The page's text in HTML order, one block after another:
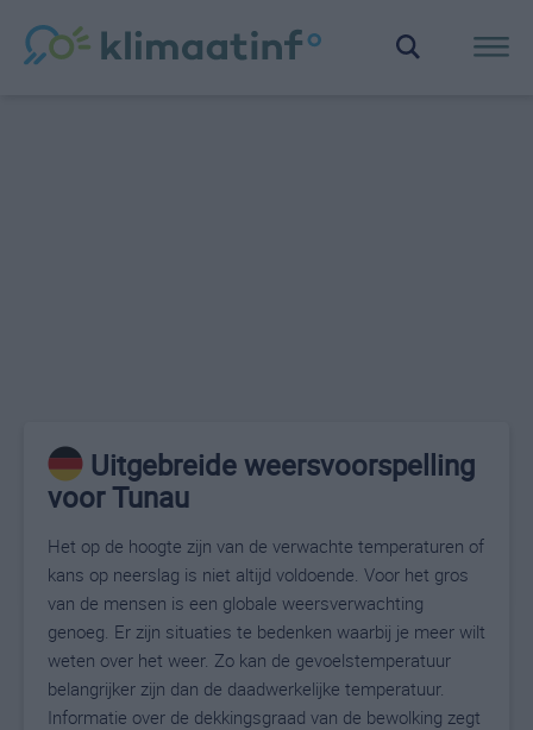
Uitgebreide weersvoorspelling
voor Tunau
Het op de hoogte zijn van de verwachte temperaturen of
kans op neerslag is niet altijd voldoende. Voor het gros
van de mensen is een globale weersverwachting
genoeg. Er zijn situaties te bedenken waarbij je meer wilt
weten over het weer. Zo kan de gevoelstemperatuur
belangrijker zijn dan de daadwerkelijke temperatuur.
Informatie over de dekkingsgraad van de bewolking zegt